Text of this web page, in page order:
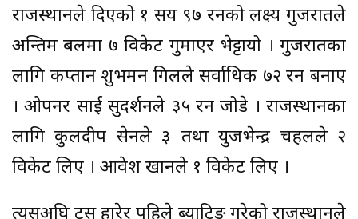
राजस्थानले दिएको १ सय ९७ रनको लक्ष्य गुजरातले
अन्तिम बलमा ७ विकेट गुमाएर भेट्टायो । गुजरातका
लागि कप्तान शुभमन गिलले सर्वाधिक ७२ रन बनाए
। ओपनर साई सुदर्शनले ३५ रन जोडे । राजस्थानका
लागि कुलदीप सेनले ३ तथा युजभेन्द्र चहलले २
विकेट लिए । आवेश खानले १ विकेट लिए ।